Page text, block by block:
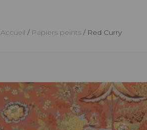
Accueil Papiers peints Red Curry